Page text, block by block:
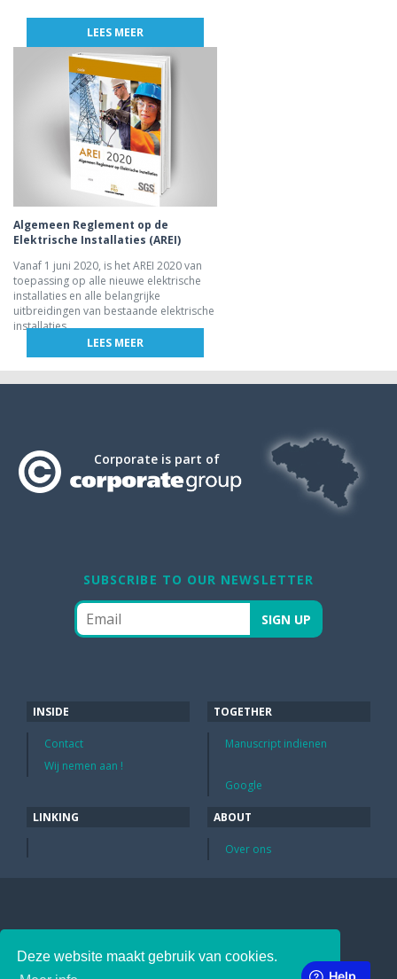
Deze website maakt gebruik van cookies.
LEES MEER
Algemeen Reglement op de
Elektrische Installaties (AREI)
Vanaf 1 juni 2020, is het AREI 2020 van
toepassing op alle nieuwe elektrische
installaties en alle belangrijke
uitbreidingen van bestaande elektrische
installaties.
LEES MEER
Corporate is part of
SUBSCRIBE TO OUR NEWSLETTER
INSIDE
Contact
Wij nemen aan !
TOGETHER
Manuscript indienen
Google
LINKING ABOUT
Over ons